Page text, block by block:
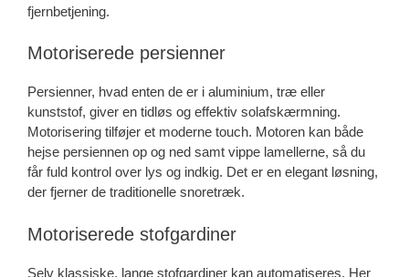
fjernbetjening.
Motoriserede persienner
Persienner, hvad enten de er i aluminium, træ eller
kunststof, giver en tidløs og effektiv solafskærmning.
Motorisering tilføjer et moderne touch. Motoren kan både
hejse persiennen op og ned samt vippe lamellerne, så du
får fuld kontrol over lys og indkig. Det er en elegant løsning,
der fjerner de traditionelle snoretræk.
Motoriserede stofgardiner
Selv klassiske, lange stofgardiner kan automatiseres. Her